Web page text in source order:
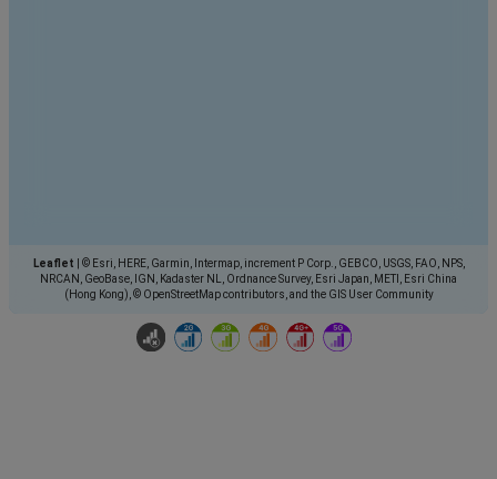
Leaflet
© Esri, HERE, Garmin, Intermap, increment P Corp., GEBCO, USGS, FAO, NPS,
NRCAN, GeoBase, IGN, Kadaster NL, Ordnance Survey, Esri Japan, METI, Esri China
(Hong Kong), © OpenStreetMap contributors, and the GIS User Community